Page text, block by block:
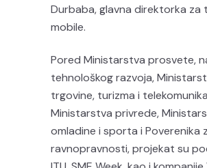
Durbaba, glavna direktorka za
mobile.
Pored Ministarstva prosvete,
tehnološkog razvoja,
trgovine, turizma i
Ministarstva privrede,
omladine i sporta i Poverenika
ravnopravnosti, projekat su